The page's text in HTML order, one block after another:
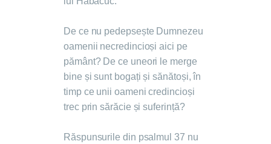
De ce nu pedepsește Dumnezeu
oamenii necredincioși aici pe
pământ? De ce uneori le merge
bine și sunt bogați și sănătoși, în
timp ce unii oameni credincioși
trec prin sărăcie și suferință?
Răspunsurile din psalmul 37 nu